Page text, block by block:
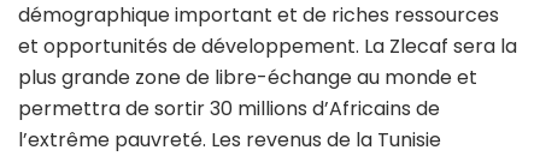
démographique important et de riches ressources
et opportunités de développement. La Zlecaf sera la
plus grande zone de libre-échange au monde et
permettra de sortir 30 millions d’Africains de
l’extrême pauvreté. Les revenus de la Tunisie